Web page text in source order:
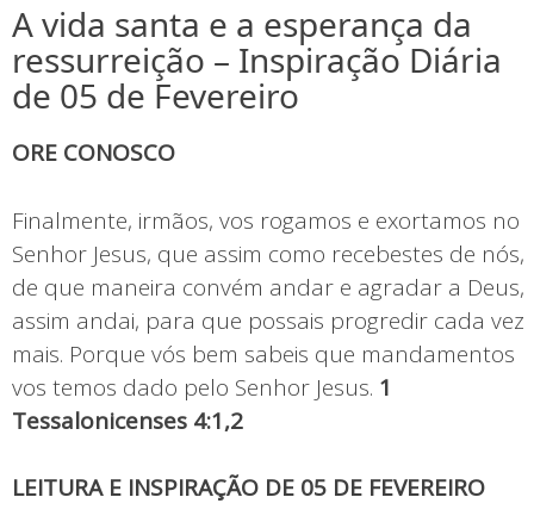
A vida santa e a esperança da
ressurreição – Inspiração Diária
de 05 de Fevereiro
ORE CONOSCO
Finalmente, irmãos, vos rogamos e exortamos no
Senhor Jesus, que assim como recebestes de nós,
de que maneira convém andar e agradar a Deus,
assim andai, para que possais progredir cada vez
mais. Porque vós bem sabeis que mandamentos
vos temos dado pelo Senhor Jesus. 1
Tessalonicenses 4:1,2
LEITURA E INSPIRAÇÃO DE 05 DE FEVEREIRO